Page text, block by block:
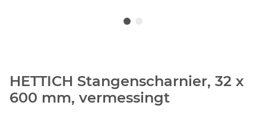
HETTICH Stangenscharnier, 32 x
600 mm, vermessingt